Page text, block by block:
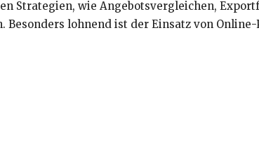
Strategien, wie Angebotsvergleichen,
Besonders lohnend ist der Einsatz von